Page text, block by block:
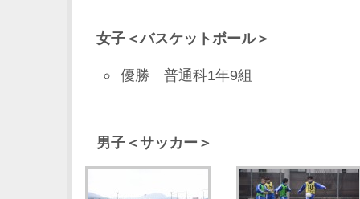
女子＜バスケットボール＞
優勝 普通科1年9組
男子＜サッカー＞